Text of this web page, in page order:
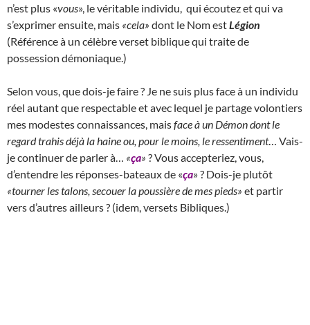
n’est plus «vous», le véritable individu, qui écoutez et qui va
s’exprimer ensuite, mais «cela» dont le Nom estLégion
(Référence à un célèbre verset biblique qui traite de
possession démoniaque.)
Selon vous, que dois-je faire ? Je ne suis plus face à un individu
réel autant que respectable et avec lequel je partage volontiers
mes modestes connaissances, maisface à un Démon dont le
regard trahis déjà la haine ou, pour le moins, le ressentiment… Vais-
je continuer de parler à… «ça» ? Vous accepteriez, vous,
d’entendre les réponses-bateaux de «ça» ? Dois-je plutôt
«tourner les talons, secouer la poussière de mes pieds» et partir
vers d’autres ailleurs ? (idem, versets Bibliques.)